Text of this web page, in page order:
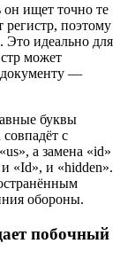
ищет точно те
поэтому
Это идеально для
может
документу —
буквы
с
а замена «id»
«Id», и «hidden».
обороны.
побочный